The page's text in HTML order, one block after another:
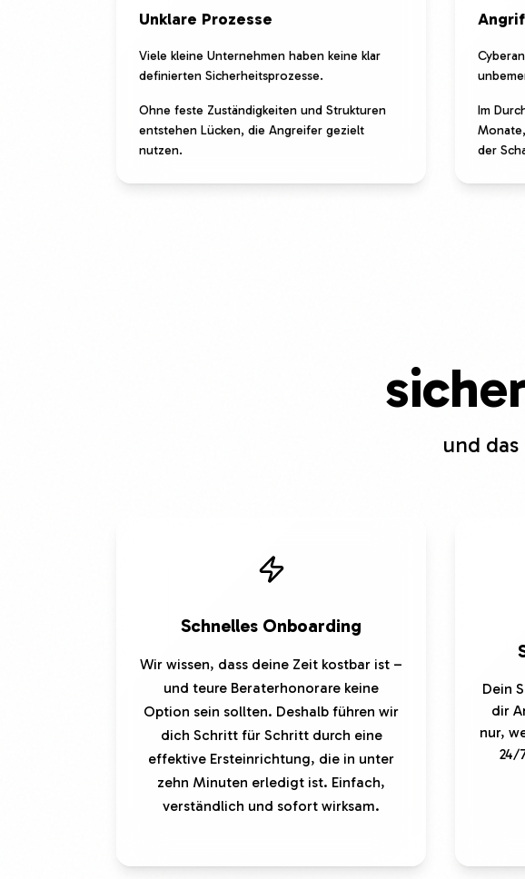
Unklare Prozesse
Viele kleine Unternehmen haben keine klar
definierten Sicherheitsprozesse.
Ohne feste Zuständigkeiten und Strukturen
entstehen Lücken, die Angreifer gezielt
nutzen.
Im
der
und das
Dein
dir
nur,
24/
Schnelles Onboarding
Wir wissen, dass deine Zeit kostbar ist –
und teure Beraterhonorare keine
Option sein sollten. Deshalb führen wir
dich Schritt für Schritt durch eine
effektive Ersteinrichtung, die in unter
zehn Minuten erledigt ist. Einfach,
verständlich und sofort wirksam.